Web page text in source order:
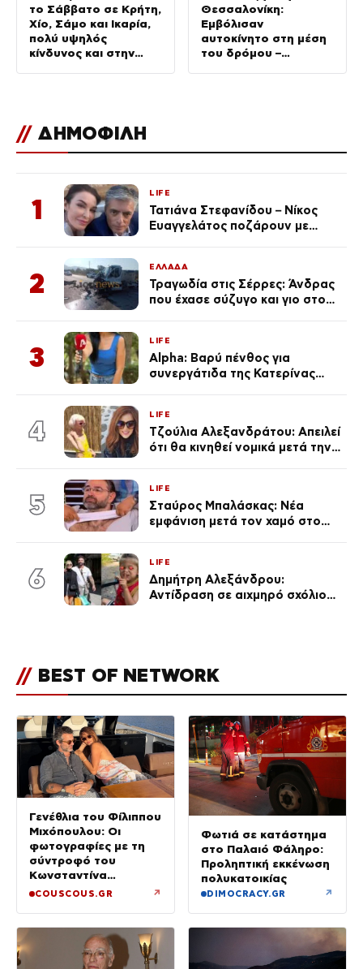
το Σάββατο σε Κρήτη,
Χίο, Σάμο και Ικαρία,
πολύ υψηλός
κίνδυνος και στην
Θεσσαλονίκη:
Εμβόλισαν
αυτοκίνητο στη μέση
του δρόμου –
// ΔΗΜΟΦΙΛΗ
1
LIFE
Τατιάνα Στεφανίδου – Νίκος
Ευαγγελάτος ποζάρουν με
2
ΕΛΛΑΔΑ
Τραγωδία στις Σέρρες: Άνδρας
που έχασε σύζυγο και γιο στο
3
LIFE
Alpha: Βαρύ πένθος για
συνεργάτιδα της Κατερίνας
του Θεού»
4
LIFE
Τζούλια Αλεξανδράτου: Απειλεί
ότι θα κινηθεί νομικά μετά την
5
LIFE
Σταύρος Μπαλάσκας: Νέα
εμφάνιση μετά τον χαμό στο
6
LIFE
Δημήτρη Αλεξάνδρου:
Αντίδραση σε αιχμηρό σχόλιο
// BEST OF NETWORK
Γενέθλια του Φίλιππου
Μιχόπουλου: Οι
φωτογραφίες με τη
σύντροφό του
Κωνσταντίνα
Ευρυπίδου και το
COUSCOUS.GR ↗
Φωτιά σε κατάστημα
στο Παλαιό Φάληρο:
Προληπτική εκκένωση
πολυκατοικίας
DIMOCRACY.GR ↗